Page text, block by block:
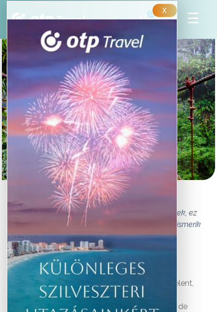
X
0
Pura vida, Costa Rica
Tenger és dzsungel, egzotikus állatok és növények, ez
Costa Rica legnagyobb vonzereje. Itt hírből sem ismerik
a rohanást.
Bár az ország neve spanyolul gazdag partot jelent,
Costa Rica fejlődő ország, nem gazdasági
nagyhatalom, nincs ipara vagy magas GDP-je, de